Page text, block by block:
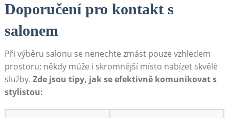
Doporučení pro kontakt s
salonem
Při výběru salonu se nenechte zmást pouze vzhledem
prostoru; někdy může i skromnější místo nabízet skvělé
služby. Zde jsou tipy, jak se efektivně komunikovat s
stylistou: